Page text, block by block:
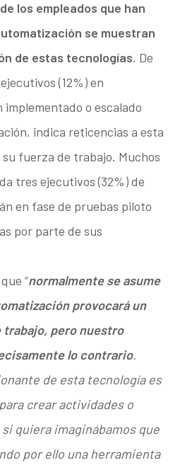
los empleados que han
se muestran
de estas tecnologías. De
(12%) en
o escalado
indica reticencias a esta
fuerza de trabajo. Muchos
tres ejecutivos (32%) de
en fase de pruebas piloto
por parte de sus
“normalmente se asume
provocará un
pero nuestro
lo contrario.
de esta tecnología es
crear actividades o
quiera imaginábamos que
por ello una herramienta